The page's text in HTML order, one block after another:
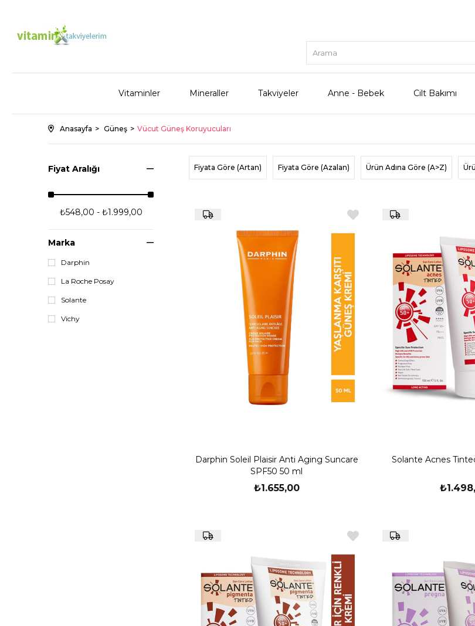
Vitaminler Mineraller Takviyeler Anne - Bebek Cilt Bakımı
Anasayfa Güneş Vücut Güneş Koruyucuları
Fiyat Aralığı
₺548,00 - ₺1.999,00
Marka
Darphin
La Roche Posay
Solante
Vichy
Fiyata Göre (Artan) Fiyata Göre (Azalan) Ürün Adına Göre (A>Z)
Darphin Soleil Plaisir Anti Aging Suncare
SPF50 50 ml
₺1.655,00
Solante Acnes